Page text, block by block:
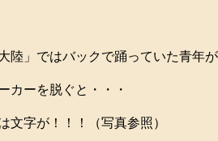
大陸」ではバックで踊っていた青年が
カーを脱ぐと・・・
文字が！！！（写真参照）